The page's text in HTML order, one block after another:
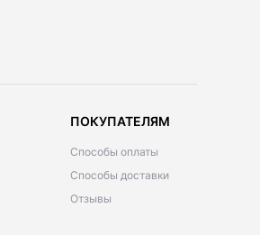
ПОКУПАТЕЛЯМ
Способы оплаты
Способы доставки
Отзывы